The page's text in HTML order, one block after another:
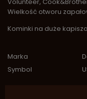
Volunteer,
Wielkość otworu
Kominki na duże
Marka
Symbol